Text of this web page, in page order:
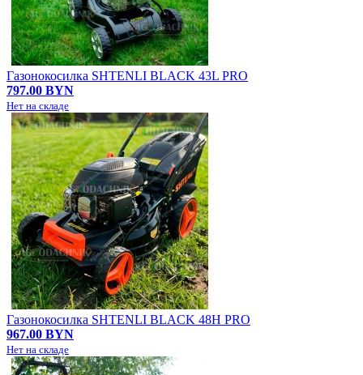
Газонокосилка SHTENLI BLACK 43L PRO
797.00 BYN
Нет на складе
Газонокосилка SHTENLI BLACK 48H PRO
967.00 BYN
Нет на складе